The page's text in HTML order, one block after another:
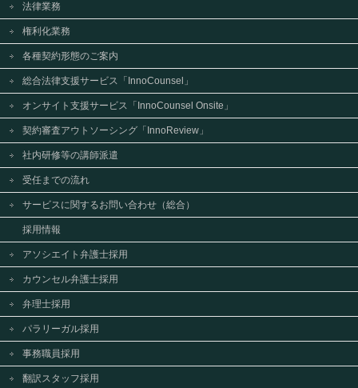
法律業務
権利化業務
各種契約形態のご案内
総合法律支援サービス「InnoCounsel」
オンサイト支援サービス「InnoCounsel Onsite」
契約審査アウトソーシング「InnoReview」
社内研修等の講師派遣
受任までの流れ
サービスに関するお問い合わせ（総合）
採用情報
アソシエイト弁護士採用
カウンセル弁護士採用
弁理士採用
パラリーガル採用
事務職員採用
翻訳スタッフ採用